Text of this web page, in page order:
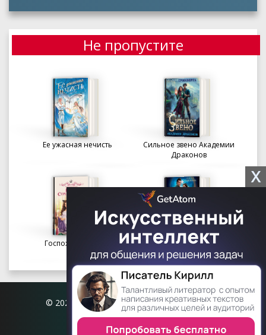
Не пропустите
Ее ужасная нечисть
Сильное звено Академии
Драконов
Госпожа портниха
Осколки вечности в
Академии Судьбы
© 2026 Книгофил.орг | contact@knigofil.org
X